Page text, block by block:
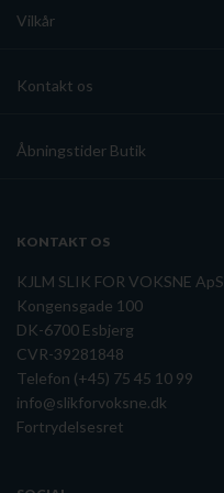
Vilkår
Kontakt os
Åbningstider Butik
KONTAKT OS
KJLM SLIK FOR VOKSNE ApS
Kongensgade 100
DK-6700 Esbjerg
CVR-39281848
Telefon (+45) 75 45 10 99
info@slikforvoksne.dk
Fortrydelsesret